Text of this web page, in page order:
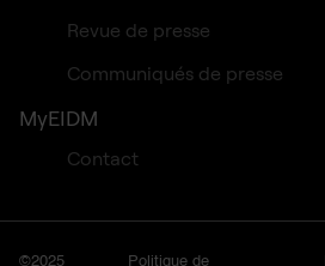
Revue de presse
Communiqués de presse
MyEIDM
Contact
©2025 Politique de